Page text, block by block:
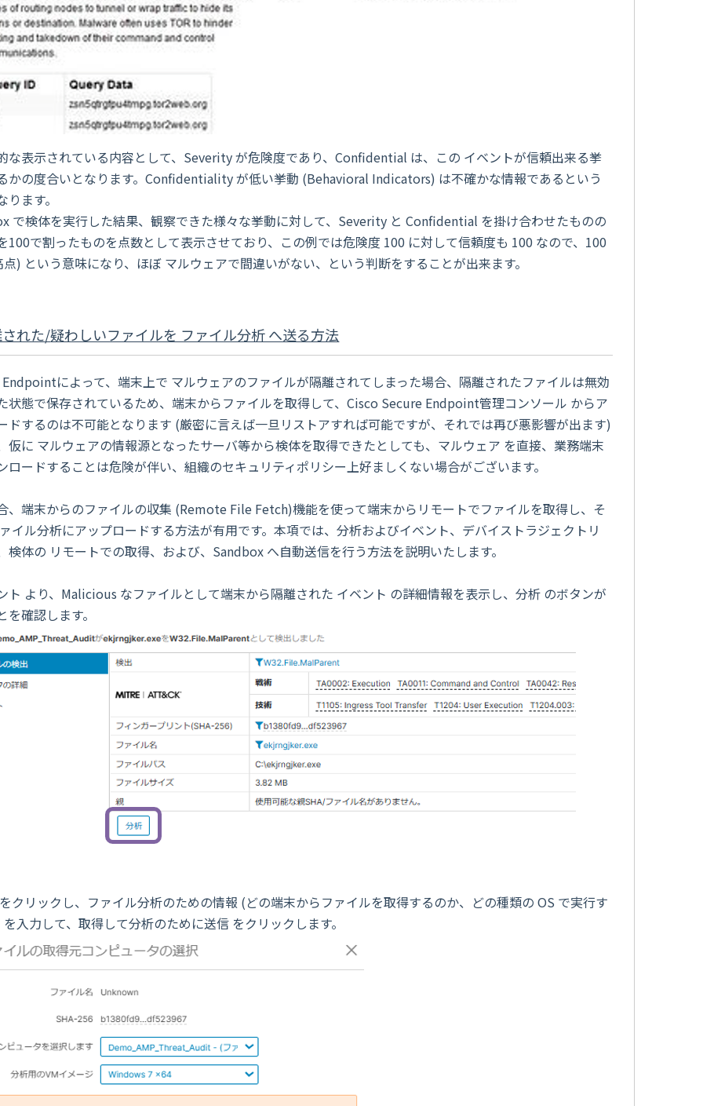
な表示されている内容として、Severity が危険度であり、Confidential は、この イベントが信頼出来る挙
かの度合いとなります。Confidentiality が低い挙動 (Behavioral Indicators) は不確かな情報であるという
ます。
で検体を実行した結果、観察できた様々な挙動に対して、Severity と Confidential を掛け合わせたものの
100で割ったものを点数として表示させており、この例では危険度 100 に対して信頼度も 100 なので、100
) という意味になり、ほぼ マルウェアで間違いがない、という判断をすることが出来ます。
れた/疑わしいファイルを ファイル分析 へ送る方法
によって、端末上で マルウェアのファイルが隔離されてしまった場合、隔離されたファイルは無効
状態で保存されているため、端末からファイルを取得して、Cisco Secure Endpoint管理コンソール からア
ドするのは不可能となります (厳密に言えば一旦リストアすれば可能ですが、それでは再び悪影響が出ます)
仮に マルウェアの情報源となったサーバ等から検体を取得できたとしても、マルウェア を直接、業務端末
ロードすることは危険が伴い、組織のセキュリティポリシー上好ましくない場合がございます。
、端末からのファイルの収集 (Remote File Fetch)機能を使って端末からリモートでファイルを取得し、そ
イル分析にアップロードする方法が有用です。本項では、分析およびイベント、デバイストラジェクトリ
検体の リモートでの取得、および、Sandbox へ自動送信を行う方法を説明いたします。
より、Malicious なファイルとして端末から隔離された イベント の詳細情報を表示し、分析 のボタンが
を確認します。
クリックし、ファイル分析のための情報 (どの端末からファイルを取得するのか、どの種類の OS で実行す
入力して、取得して分析のために送信 をクリックします。